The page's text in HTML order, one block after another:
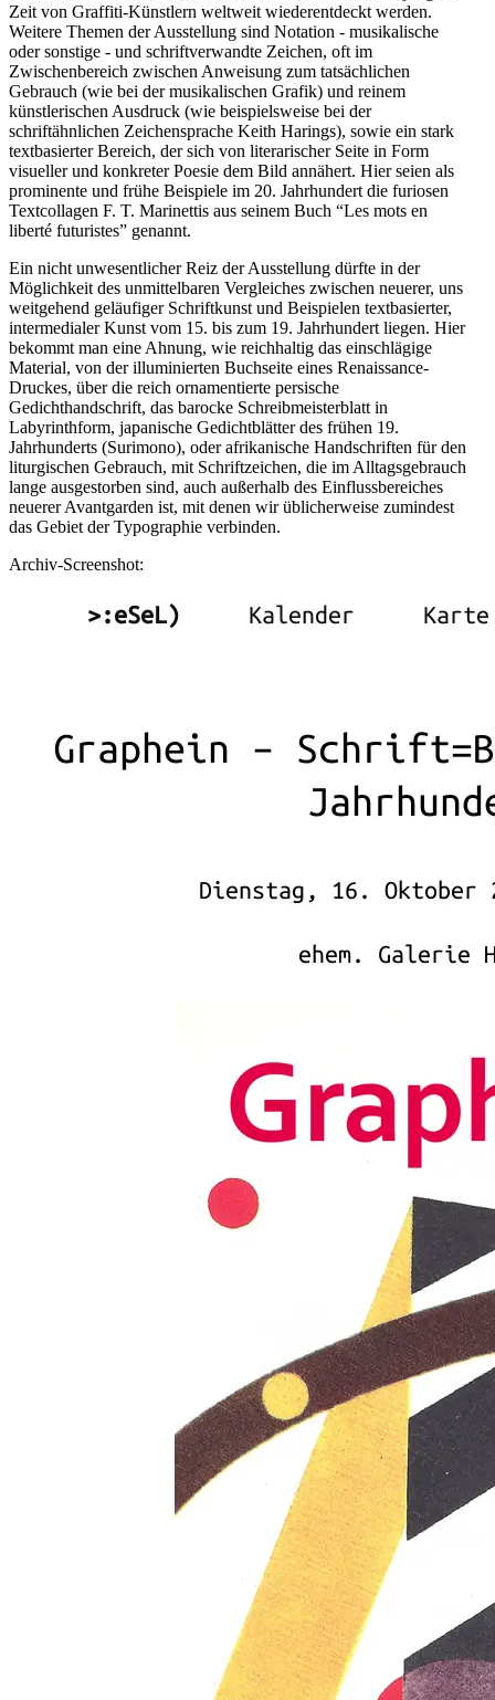
Zeit von Graffiti-Künstlern weltweit wiederentdeckt werden.
Weitere Themen der Ausstellung sind Notation - musikalische
oder sonstige - und schriftverwandte Zeichen, oft im
Zwischenbereich zwischen Anweisung zum tatsächlichen
Gebrauch (wie bei der musikalischen Grafik) und reinem
künstlerischen Ausdruck (wie beispielsweise bei der
schriftähnlichen Zeichensprache Keith Harings), sowie ein stark
textbasierter Bereich, der sich von literarischer Seite in Form
visueller und konkreter Poesie dem Bild annähert. Hier seien als
prominente und frühe Beispiele im 20. Jahrhundert die furiosen
Textcollagen F. T. Marinettis aus seinem Buch “Les mots en
liberté futuristes” genannt.
Ein nicht unwesentlicher Reiz der Ausstellung dürfte in der
Möglichkeit des unmittelbaren Vergleiches zwischen neuerer, uns
weitgehend geläufiger Schriftkunst und Beispielen textbasierter,
intermedialer Kunst vom 15. bis zum 19. Jahrhundert liegen. Hier
bekommt man eine Ahnung, wie reichhaltig das einschlägige
Material, von der illuminierten Buchseite eines Renaissance-
Druckes, über die reich ornamentierte persische
Gedichthandschrift, das barocke Schreibmeisterblatt in
Labyrinthform, japanische Gedichtblätter des frühen 19.
Jahrhunderts (Surimono), oder afrikanische Handschriften für den
liturgischen Gebrauch, mit Schriftzeichen, die im Alltagsgebrauch
lange ausgestorben sind, auch außerhalb des Einflussbereiches
neuerer Avantgarden ist, mit denen wir üblicherweise zumindest
das Gebiet der Typographie verbinden.
Archiv-Screenshot: